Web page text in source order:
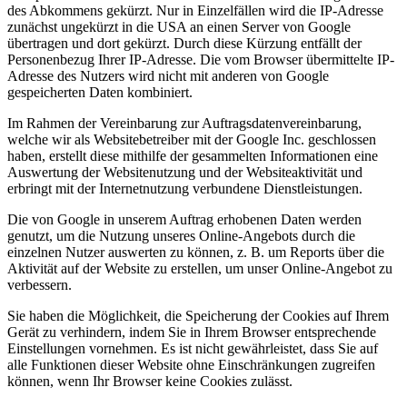
des Abkommens gekürzt. Nur in Einzelfällen wird die IP-Adresse
zunächst ungekürzt in die USA an einen Server von Google
übertragen und dort gekürzt. Durch diese Kürzung entfällt der
Personenbezug Ihrer IP-Adresse. Die vom Browser übermittelte IP-
Adresse des Nutzers wird nicht mit anderen von Google
gespeicherten Daten kombiniert.
Im Rahmen der Vereinbarung zur Auftragsdatenvereinbarung,
welche wir als Websitebetreiber mit der Google Inc. geschlossen
haben, erstellt diese mithilfe der gesammelten Informationen eine
Auswertung der Websitenutzung und der Websiteaktivität und
erbringt mit der Internetnutzung verbundene Dienstleistungen.
Die von Google in unserem Auftrag erhobenen Daten werden
genutzt, um die Nutzung unseres Online-Angebots durch die
einzelnen Nutzer auswerten zu können, z. B. um Reports über die
Aktivität auf der Website zu erstellen, um unser Online-Angebot zu
verbessern.
Sie haben die Möglichkeit, die Speicherung der Cookies auf Ihrem
Gerät zu verhindern, indem Sie in Ihrem Browser entsprechende
Einstellungen vornehmen. Es ist nicht gewährleistet, dass Sie auf
alle Funktionen dieser Website ohne Einschränkungen zugreifen
können, wenn Ihr Browser keine Cookies zulässt.